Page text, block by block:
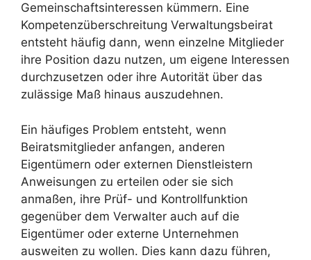
Gemeinschaftsinteressen kümmern. Eine
Kompetenzüberschreitung Verwaltungsbeirat
entsteht häufig dann, wenn einzelne Mitglieder
ihre Position dazu nutzen, um eigene Interessen
durchzusetzen oder ihre Autorität über das
zulässige Maß hinaus auszudehnen.
Ein häufiges Problem entsteht, wenn
Beiratsmitglieder anfangen, anderen
Eigentümern oder externen Dienstleistern
Anweisungen zu erteilen oder sie sich
anmaßen, ihre Prüf- und Kontrollfunktion
gegenüber dem Verwalter auch auf die
Eigentümer oder externe Unternehmen
ausweiten zu wollen. Dies kann dazu führen,